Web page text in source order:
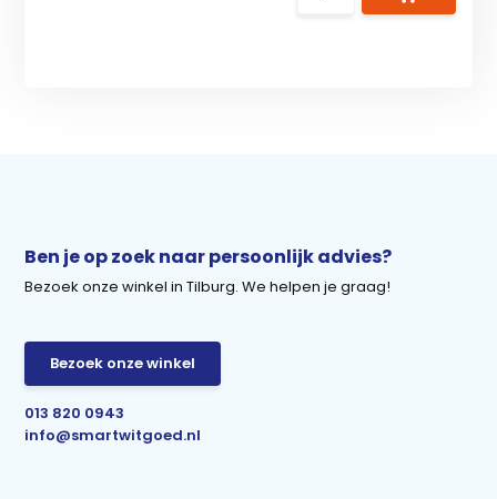
Ben je op zoek naar persoonlijk advies?
Bezoek onze winkel in Tilburg. We helpen je graag!
Bezoek onze winkel
013 820 0943
info@smartwitgoed.nl